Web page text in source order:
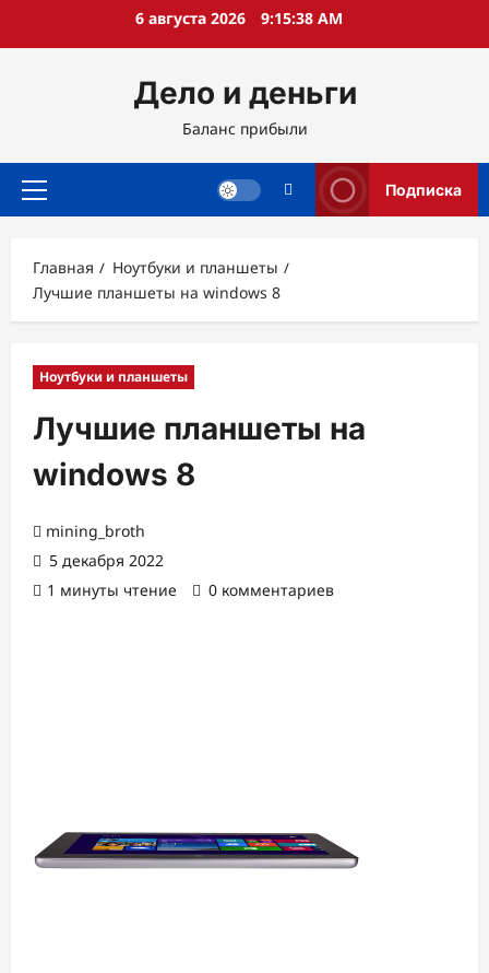
6 августа 2026 9:15:39 AM
Дело и деньги
Баланс прибыли
Основное
Подписка
Главная
Ноутбуки и планшеты
Лучшие планшеты на windows 8
Ноутбуки и планшеты
Лучшие планшеты на
windows 8
mining_broth
5 декабря 2022
1 минуты чтение
0 комментариев